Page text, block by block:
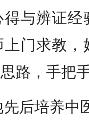
与辨证
门求教
路，手把
后培养中